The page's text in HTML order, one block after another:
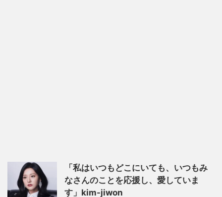
「私はいつもどこにいても、いつもみ
なさんのことを応援し、愛していま
す」kim-jiwon